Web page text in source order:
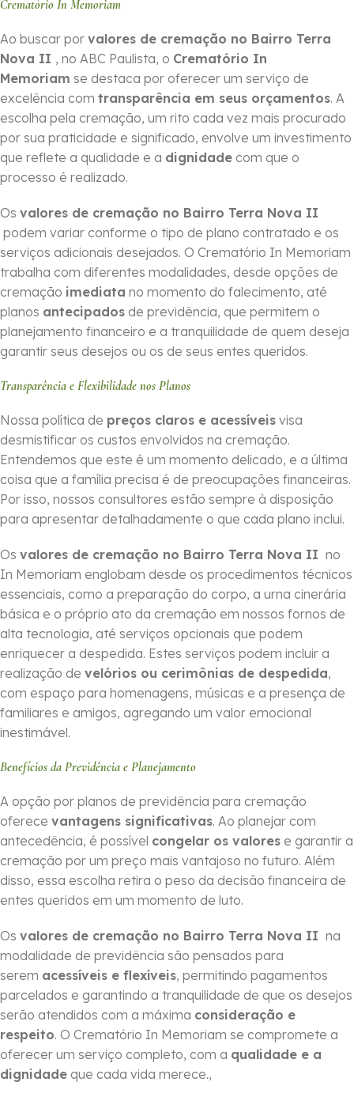
Crematório In Memoriam
Ao buscar por valores de cremação no Bairro Terra
Nova II , no ABC Paulista, o Crematório In
Memoriam se destaca por oferecer um serviço de
excelência com transparência em seus orçamentos. A
escolha pela cremação, um rito cada vez mais procurado
por sua praticidade e significado, envolve um investimento
que reflete a qualidade e a dignidade com que o
processo é realizado.
Os valores de cremação no Bairro Terra Nova II
podem variar conforme o tipo de plano contratado e os
serviços adicionais desejados. O Crematório In Memoriam
trabalha com diferentes modalidades, desde opções de
cremação imediata no momento do falecimento, até
planos antecipados de previdência, que permitem o
planejamento financeiro e a tranquilidade de quem deseja
garantir seus desejos ou os de seus entes queridos.
Transparência e Flexibilidade nos Planos
Nossa política de preços claros e acessíveis visa
desmistificar os custos envolvidos na cremação.
Entendemos que este é um momento delicado, e a última
coisa que a família precisa é de preocupações financeiras.
Por isso, nossos consultores estão sempre à disposição
para apresentar detalhadamente o que cada plano inclui.
Os valores de cremação no Bairro Terra Nova II no
In Memoriam englobam desde os procedimentos técnicos
essenciais, como a preparação do corpo, a urna cinerária
básica e o próprio ato da cremação em nossos fornos de
alta tecnologia, até serviços opcionais que podem
enriquecer a despedida. Estes serviços podem incluir a
realização de velórios ou cerimônias de despedida,
com espaço para homenagens, músicas e a presença de
familiares e amigos, agregando um valor emocional
inestimável.
Benefícios da Previdência e Planejamento
A opção por planos de previdência para cremação
oferece vantagens significativas. Ao planejar com
antecedência, é possível congelar os valores e garantir a
cremação por um preço mais vantajoso no futuro. Além
disso, essa escolha retira o peso da decisão financeira de
entes queridos em um momento de luto.
Os valores de cremação no Bairro Terra Nova II na
modalidade de previdência são pensados para
serem acessíveis e flexíveis, permitindo pagamentos
parcelados e garantindo a tranquilidade de que os desejos
serão atendidos com a máxima consideração e
respeito. O Crematório In Memoriam se compromete a
oferecer um serviço completo, com a qualidade e a
dignidade que cada vida merece.,